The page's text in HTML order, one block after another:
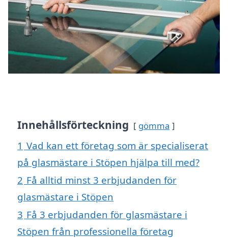
Innehållsförteckning gömma
1 Vad kan ett företag som är specialiserat
på glasmästare i Stöpen hjälpa till med?
2 Få alltid minst 3 erbjudanden för
glasmästare i Stöpen
3 Få 3 erbjudanden för glasmästare i
Stöpen från professionella företag